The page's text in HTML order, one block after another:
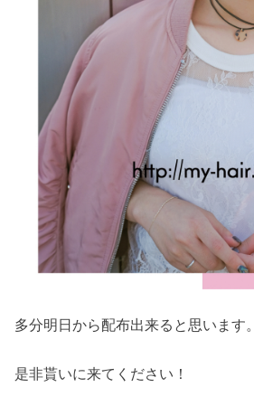
多分明日から配布出来ると思います。
是非貰いに来てください！